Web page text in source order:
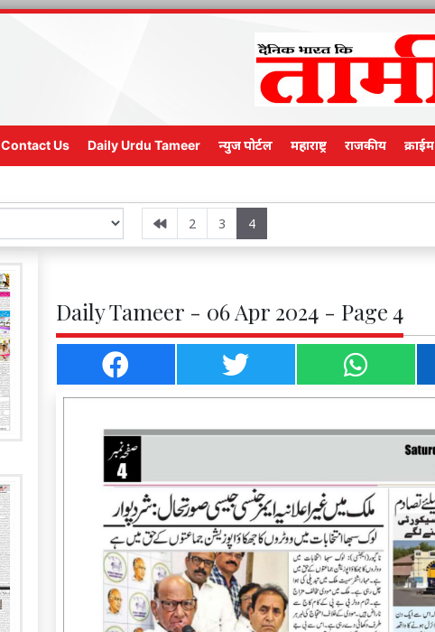
Contact Us Daily Urdu Tameer न्युज पोर्टल महाराष्ट्र राजकीय क्राईम
2 3 4
Daily Tameer - 06 Apr 2024 - Page 4